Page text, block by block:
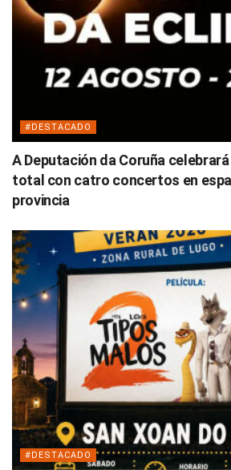
#DESTACADO
A Deputación da Coruña
total con catro concertos en
provincia
#DESTACADO